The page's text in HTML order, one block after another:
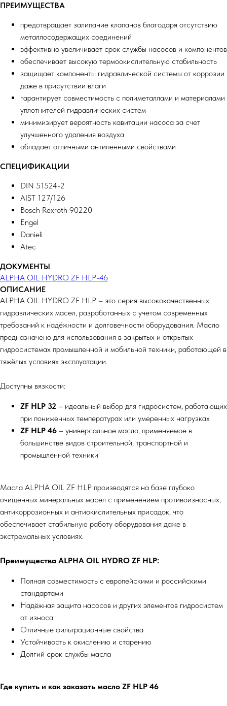
ПРЕИМУЩЕСТВА
предотвращает залипание клапанов благодаря отсутствию
металлосодержащих соединений
эффективно увеличивает срок службы насосов и компонентов
обеспечивает высокую термоокислительную стабильность
защищает компоненты гидравлической системы от коррозии
даже в присутствии влаги
гарантирует совместимость с полиметаллами и материалами
уплотнителей гидравлических систем
минимизирует вероятность кавитации насоса за счет
улучшенного удаления воздуха
обладает отличными антипенными свойствами
СПЕЦИФИКАЦИИ
DIN 51524-2
AIST 127/126
Bosch Rexroth 90220
Engel
Danieli
Atec
ДОКУМЕНТЫ
ALPHA OIL HYDRO ZF HLP-46
ОПИСАНИЕ
ALPHA OIL HYDRO ZF HLP – это серия высококачественных
гидравлических масел, разработанных с учетом современных
требований к надёжности и долговечности оборудования. Масло
предназначено для использования в закрытых и открытых
гидросистемах промышленной и мобильной техники, работающей в
тяжёлых условиях эксплуатации.
Доступны вязкости:
ZF HLP 32 – идеальный выбор для гидросистем, работающих
при пониженных температурах или умеренных нагрузках
ZF HLP 46 – универсальное масло, применяемое в
большинстве видов строительной, транспортной и
промышленной техники
Масла ALPHA OIL ZF HLP производятся на базе глубоко
очищенных минеральных масел с применением противоизносных,
антикоррозионных и антиокислительных присадок, что
обеспечивает стабильную работу оборудования даже в
экстремальных условиях.
Преимущества ALPHA OIL HYDRO ZF HLP:
Полная совместимость с европейскими и российскими
стандартами
Надёжная защита насосов и других элементов гидросистем
от износа
Отличные фильтрационные свойства
Устойчивость к окислению и старению
Долгий срок службы масла
Где купить и как заказать масло ZF HLP 46